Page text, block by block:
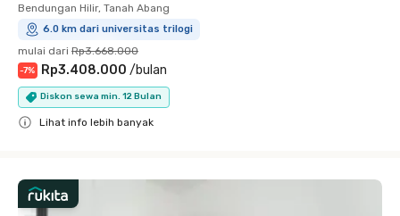
Bendungan Hilir, Tanah Abang
6.0 km dari universitas trilogi
mulai dari Rp3.668.000
-7% Rp3.408.000 /bulan
Diskon sewa min. 12 Bulan
Lihat info lebih banyak